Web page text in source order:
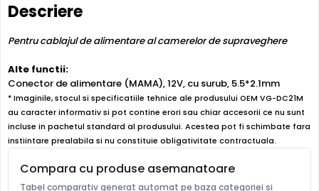
Descriere
Pentru cablajul de alimentare al camerelor de supraveghere
Alte functii:
Conector de alimentare (MAMA), 12V, cu surub, 5.5*2.1mm
* Imaginile, stocul si specificatiile tehnice ale produsului OEM VG-DC21M
au caracter informativ si pot contine erori sau chiar accesorii ce nu sunt
incluse in pachetul standard al produsului. Acestea pot fi schimbate fara
instiintare prealabila si nu constituie obligativitate contractuala.
Compara cu produse asemanatoare
Tabel comparativ generat automat pe baza categoriei si